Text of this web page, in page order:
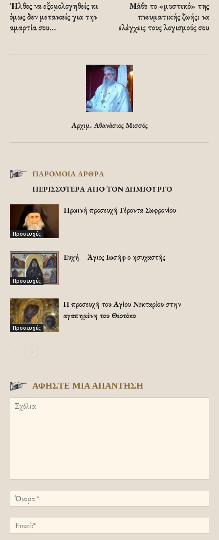
Ήλθες να εξομολογηθείς κι
όμως δεν μετανοείς για την
αμαρτία σου…
Μάθε το «μυστικό» της
πνευματικής ζωής: να
ελέγχεις τους λογισμούς σου
Αρχιμ. Αθανάσιος Μισσός
ΠΑΡΟΜΟΙΑ ΑΡΘΡΑ
ΠΕΡΙΣΣΟΤΕΡΑ ΑΠΟ ΤΟΝ ΔΗΜΙΟΥΡΓΟ
Προσευχές
Πρωινή προσευχή Γέροντα Σωφρονίου
Προσευχές
Ευχή – Άγιος Ιωσήφ ο ησυχαστής
Προσευχές
Η προσευχή του Αγίου Νεκταρίου στην
αγαπημένη του Θεοτόκο
ΑΦΗΣΤΕ ΜΙΑ ΑΠΑΝΤΗΣΗ